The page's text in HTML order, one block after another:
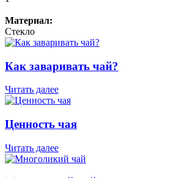
Материал:
Стекло
Как заваривать чай?
Читать далее
Ценность чая
Читать далее